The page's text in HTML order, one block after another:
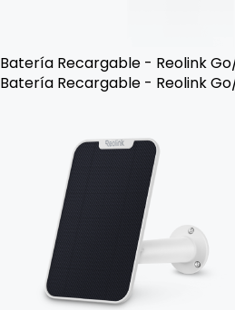
Batería Recargable - Reolink
Batería Recargable - Reolink